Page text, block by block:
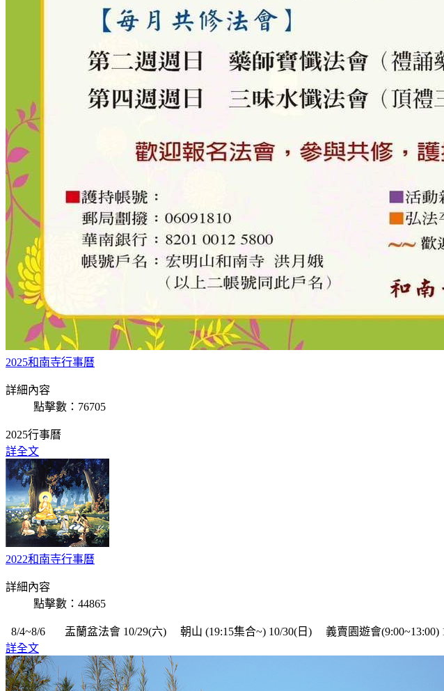
2025和南寺行事曆
詳細內容
點擊數：76705
2025行事曆
詳全文
2022和南寺行事曆
詳細內容
點擊數：44865
8/4~8/6 盂蘭盆法會 10/29(六) 朝山 (19:15集合~) 10/30(日) 義賣園遊會(9:00~13:00)
詳全文